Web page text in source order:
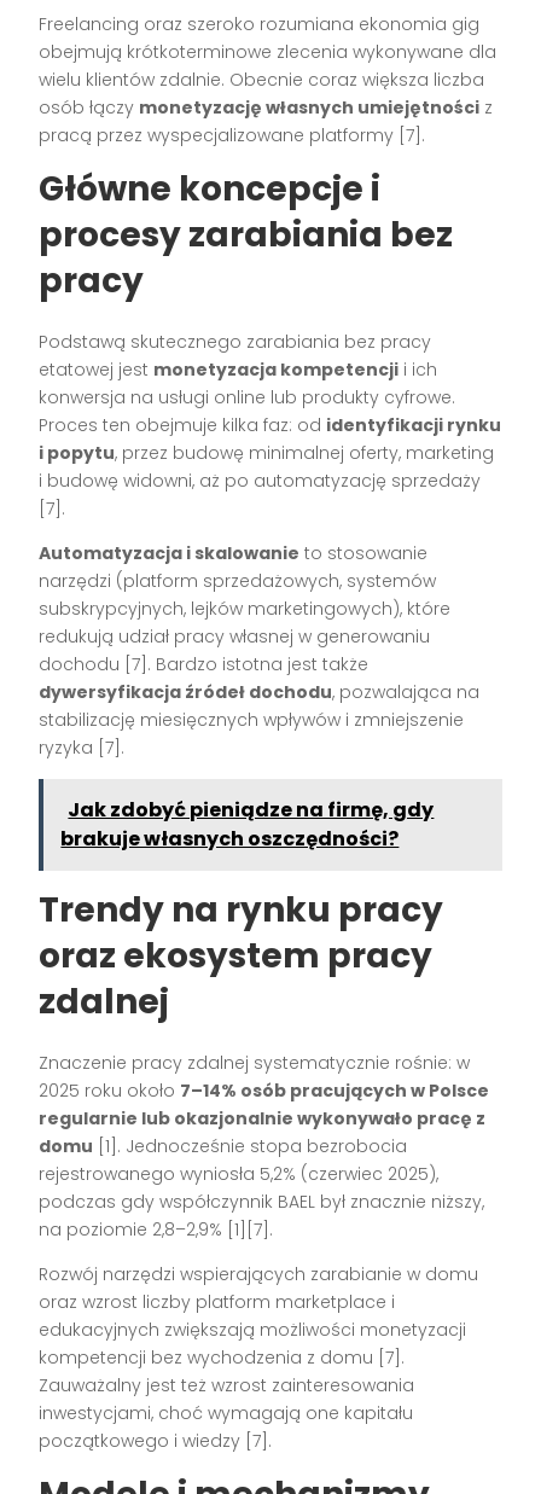
Freelancing oraz szeroko rozumiana ekonomia gig
obejmują krótkoterminowe zlecenia wykonywane dla
wielu klientów zdalnie. Obecnie coraz większa liczba
osób łączy monetyzację własnych umiejętności z
pracą przez wyspecjalizowane platformy [7] .
Główne koncepcje i
procesy zarabiania bez
pracy
Podstawą skutecznego zarabiania bez pracy
etatowej jest monetyzacja kompetencji i ich
konwersja na usługi online lub produkty cyfrowe.
Proces ten obejmuje kilka faz: od identyfikacji rynku
i popytu, przez budowę minimalnej oferty, marketing
i budowę widowni, aż po automatyzację sprzedaży
[7] .
Automatyzacja i skalowanie to stosowanie
narzędzi (platform sprzedażowych, systemów
subskrypcyjnych, lejków marketingowych), które
redukują udział pracy własnej w generowaniu
dochodu [7] . Bardzo istotna jest także
dywersyfikacja źródeł dochodu, pozwalająca na
stabilizację miesięcznych wpływów i zmniejszenie
ryzyka [7] .
Jak zdobyć pieniądze na firmę, gdy
brakuje własnych oszczędności?
Trendy na rynku pracy
oraz ekosystem pracy
zdalnej
Znaczenie pracy zdalnej systematycznie rośnie: w
2025 roku około 7–14% osób pracujących w Polsce
regularnie lub okazjonalnie wykonywało pracę z
domu [1] . Jednocześnie stopa bezrobocia
rejestrowanego wyniosła 5,2% (czerwiec 2025),
podczas gdy współczynnik BAEL był znacznie niższy,
na poziomie 2,8–2,9% [1][7] .
Rozwój narzędzi wspierających zarabianie w domu
oraz wzrost liczby platform marketplace i
edukacyjnych zwiększają możliwości monetyzacji
kompetencji bez wychodzenia z domu [7] .
Zauważalny jest też wzrost zainteresowania
inwestycjami, choć wymagają one kapitału
początkowego i wiedzy [7] .